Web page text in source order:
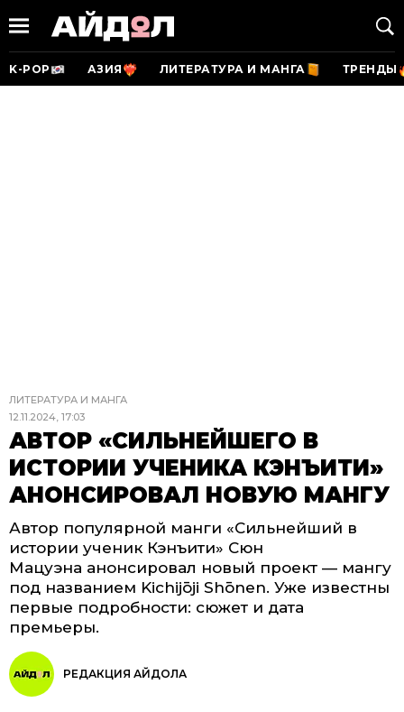
K-POP АЗИЯ ЛИТЕРАТУРА И МАНГА ТРЕНДЫ
ЛИТЕРАТУРА И МАНГА
12.11.2024, 17:03
АВТОР «СИЛЬНЕЙШЕГО В
ИСТОРИИ УЧЕНИКА КЭНЪИТИ»
АНОНСИРОВАЛ НОВУЮ МАНГУ
Автор популярной манги «Сильнейший в
истории ученик Кэнъити» Сюн
Мацуэна анонсировал новый проект — мангу
под названием Kichijōji Shōnen. Уже известны
первые подробности: сюжет и дата
премьеры.
РЕДАКЦИЯ АЙДОЛА